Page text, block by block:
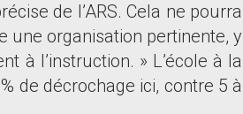
de l’ARS. Cela ne pourra
une organisation pertinente, y
à l’instruction. » L’école à la
de décrochage ici, contre 5 à